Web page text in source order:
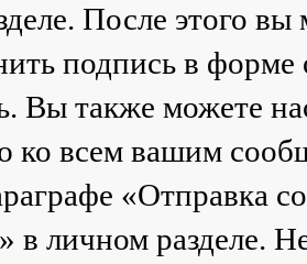
После этого
подпись в форме
Вы также можете
ко всем вашим
«Отправка
в личном разделе.